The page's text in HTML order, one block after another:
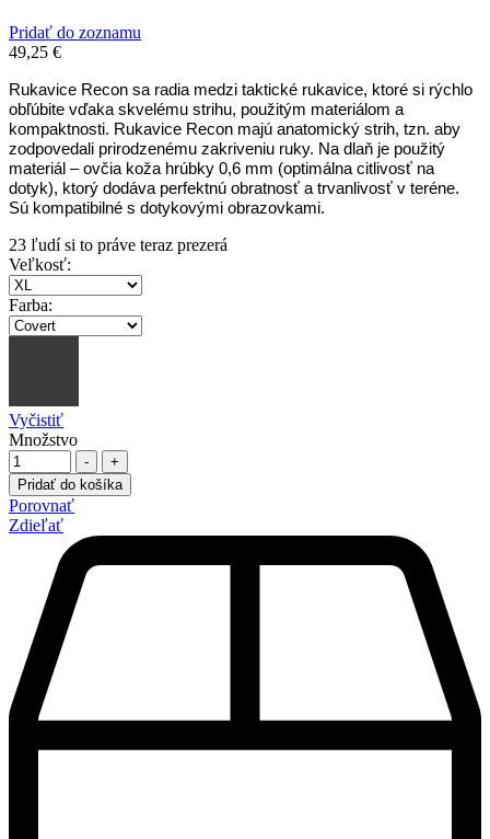
Pridať do zoznamu
49,25 €
Rukavice Recon sa radia medzi taktické rukavice, ktoré si rýchlo
obľúbite vďaka skvelému strihu, použitým materiálom a
kompaktnosti. Rukavice Recon majú anatomický strih, tzn. aby
zodpovedali prirodzenému zakriveniu ruky. Na dlaň je použitý
materiál – ovčia koža hrúbky 0,6 mm (optimálna citlivosť na
dotyk), ktorý dodáva perfektnú obratnosť a trvanlivosť v teréne.
Sú kompatibilné s dotykovými obrazovkami.
23 ľudí si to práve teraz prezerá
Veľkosť:
Farba:
Vyčistiť
Množstvo
-
+
Pridať do košíka
Porovnať
Zdieľať